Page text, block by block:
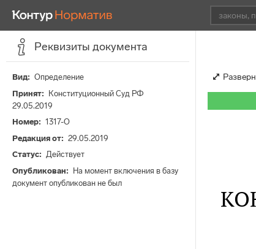
Реквизиты документа
Вид
Определение
Принят
Конституционный Суд РФ
29.05.2019
Номер
1317-О
Редакция от
29.05.2019
Статус
Действует
Опубликован
На момент включения в базу
документ опубликован не был